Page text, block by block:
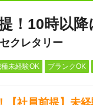
！10時以
クレタリー
未経験OK ブランクOK
【社員前提】未